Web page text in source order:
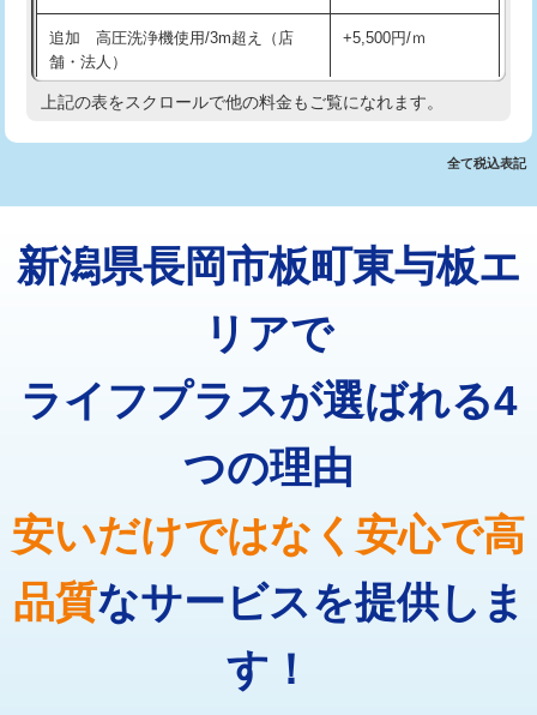
排水管工事（追加 排水管工事/3ｍ超
え）
マス交換（土の掘削・埋め戻し作業） 11,000円~
マス交換（深さ50㎝以上） 66,000円
コンクリート斫り（厚さ10㎝超え）
モルタル補修（厚さ10㎝まで） 27,500円
16,500円
廃棄・処分 現場見積
追加 高圧洗浄機使用/3m超え（店
舗・法人）
+5,500円/ｍ
高度高圧洗浄換 現地調査
トーラー機使用/3mまで 33,000円
追加トーラー機使用/3m超え +3,300円
止水・漏水調査・防水処理・清掃・修
11,000円
止水・漏水調査・防水処理・清掃・修
22,000円
止水・漏水調査・防水処理・清掃・修
理・調整・分解・加工など（重作業）
33,000円
その他部品の脱着 8,800円～
上記の表をスクロールで他の料金もご覧になれます。
全て税込表記
新潟県長岡市板町東与板エ
リアで
ライフプラスが選ばれる4
つの理由
安いだけではなく安心で高
品質なサービスを提供しま
す！